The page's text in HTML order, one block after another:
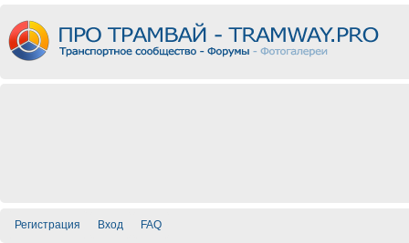
Регистрация Вход FAQ